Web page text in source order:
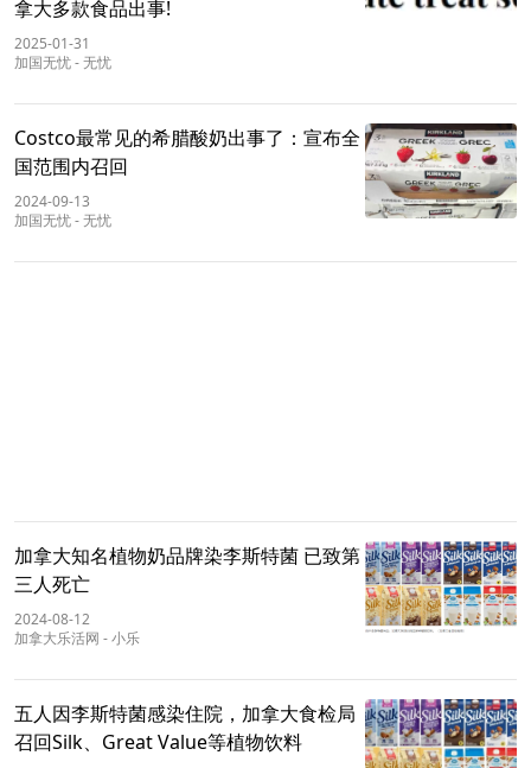
拿大多款食品出事!
2025-01-31
加国无忧-无忧
Costco最常见的希腊酸奶出事了：宣布全
国范围内召回
2024-09-13
加国无忧-无忧
加拿大知名植物奶品牌染李斯特菌 已致第
三人死亡
2024-08-12
加拿大乐活网 -小乐
五人因李斯特菌感染住院，加拿大食检局
召回Silk、Great Value等植物饮料